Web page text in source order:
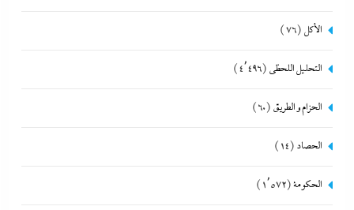
الأكل (76)
التحليل اللحظي (4٬496)
الحزام و الطريق (60)
الحصاد (14)
الحكومة(1٬572)